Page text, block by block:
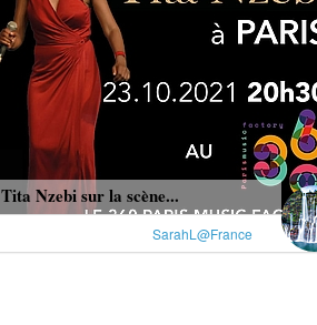
Tita Nzebi sur la scène...
SarahL@France